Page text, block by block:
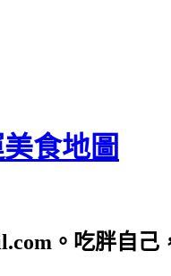
食地圖
。吃胖自己